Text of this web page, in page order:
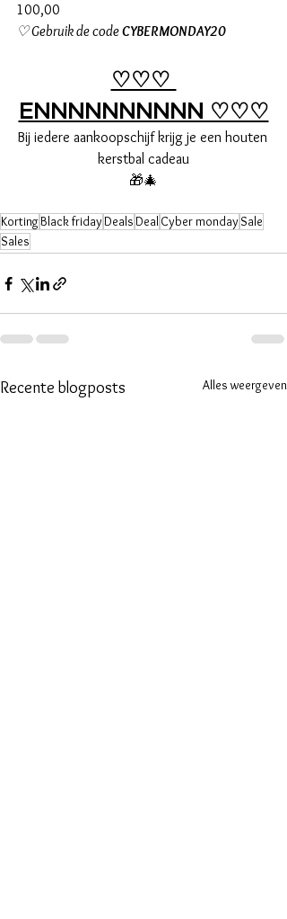
100,00
♡ Gebruik de code CYBERMONDAY20
♡♡♡
ENNNNNNNNNN ♡♡♡
Bij iedere aankoopschijf krijg je een houten
kerstbal cadeau
🎁🎄
KortingBlack fridayDealsDealCyber monday Sale
Sales
Recente blogposts Alles weergeven